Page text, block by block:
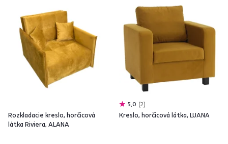
Rozkladacie kreslo, horčicová
látka Riviera, ALANA
5,0 2
Kreslo, horčicová látka, LUANA